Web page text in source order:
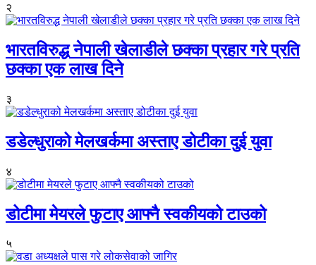
२
भारतविरुद्ध नेपाली खेलाडीले छक्का प्रहार गरे प्रति
छक्का एक लाख दिने
३
डडेल्धुराको मेलखर्कमा अस्ताए डोटीका दुई युवा
४
डोटीमा मेयरले फुटाए आफ्नै स्वकीयको टाउको
५